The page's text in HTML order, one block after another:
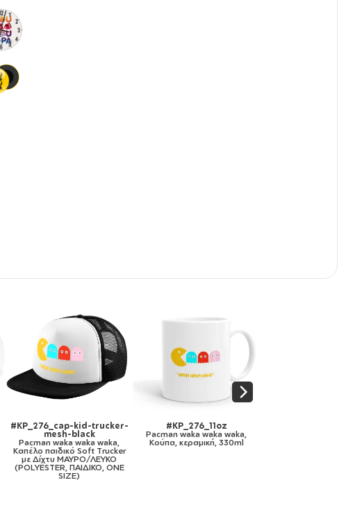
#KP_276_mug-mirror-
gold
Pacman waka waka waka,
Κούπα κεραμική, χρυσή
καθρέπτης, 330ml
#KP_276_11ozcBLACK
Pacman waka waka waka,
Κούπα χρωματιστή μαύρη,
κεραμική, 330ml